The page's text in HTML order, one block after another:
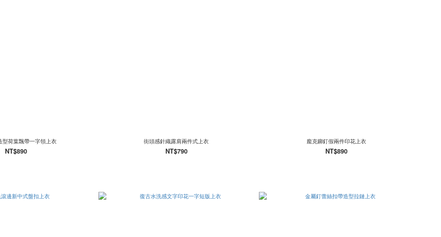
型荷葉飄帶一字領上衣
NT$890
街頭感針織露肩兩件式上衣
NT$790
龐克鉚釘假兩件印花上衣
NT$890